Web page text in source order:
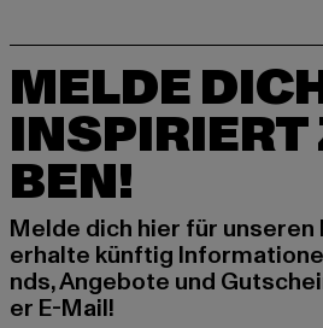
MELDE
INSPIRIERT
BEN!
Melde dich hier für
erhalte künftig
nds, Angebote und
er E-Mail!